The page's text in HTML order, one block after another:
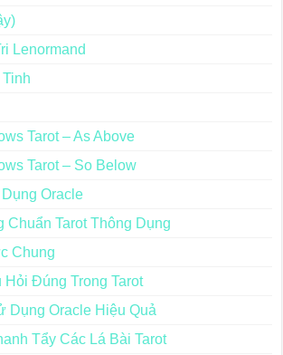
Lenormand
Tarot – As Above
Tarot – So Below
Oracle
Chuẩn Tarot Thông Dụng
Chung
Đúng Trong Tarot
Dụng Oracle Hiệu Quả
Tẩy Các Lá Bài Tarot